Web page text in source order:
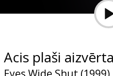
Acis plaši